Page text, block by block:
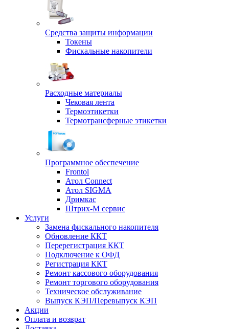
Средства защиты информации
Токены
Фискальные накопители
Расходные материалы
Чековая лента
Термоэтикетки
Термотрансферные этикетки
Программное обеспечение
Frontol
Атол Connect
Атол SIGMA
Дримкас
Штрих-М сервис
Услуги
Замена фискального накопителя
Обновление ККТ
Перерегистрация ККТ
Подключение к ОФД
Регистрация ККТ
Ремонт кассового оборудования
Ремонт торгового оборудования
Техническое обслуживание
Выпуск КЭП/Перевыпуск КЭП
Акции
Оплата и возврат